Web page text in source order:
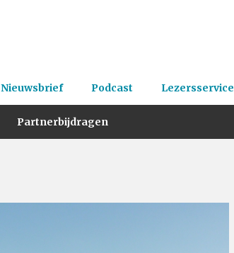
Nieuwsbrief Podcast Lezersservice
Partnerbijdragen